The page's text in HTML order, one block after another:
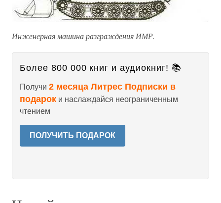
Инженерная машина разграждения ИМР.
Более 800 000 книг и аудиокниг! 📚
Получи 2 месяца Литрес Подписки в
подарок и наслаждайся неограниченным
чтением
ПОЛУЧИТЬ ПОДАРОК